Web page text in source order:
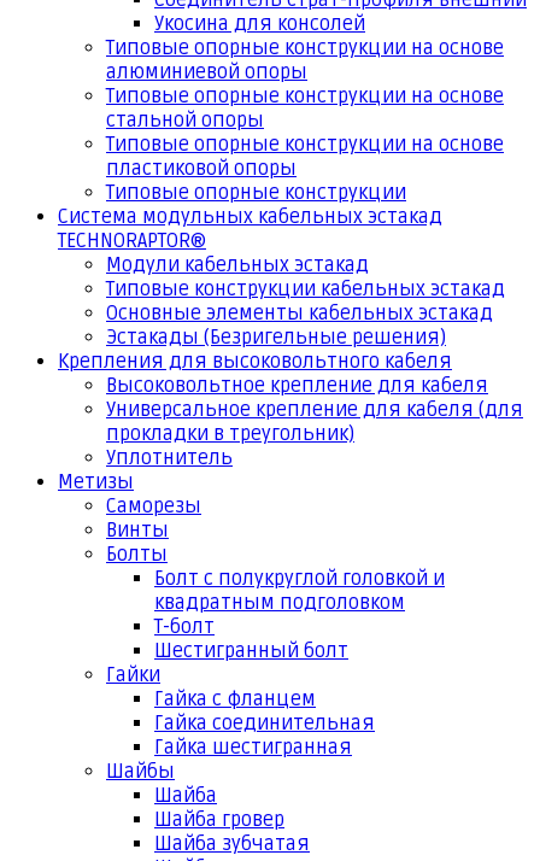
Укосина для консолей
Типовые опорные конструкции на основе
алюминиевой опоры
Типовые опорные конструкции на основе
стальной опоры
Типовые опорные конструкции на основе
пластиковой опоры
Типовые опорные конструкции
Система модульных кабельных эстакад
TECHNORAPTOR®
Модули кабельных эстакад
Типовые конструкции кабельных эстакад
Основные элементы кабельных эстакад
Эстакады (Безригельные решения)
Крепления для высоковольтного кабеля
Высоковольтное крепление для кабеля
Универсальное крепление для кабеля (для
прокладки в треугольник)
Уплотнитель
Метизы
Саморезы
Винты
Болты
Болт с полукруглой головкой и
квадратным подголовком
Т-болт
Шестигранный болт
Гайки
Гайка с фланцем
Гайка соединительная
Гайка шестигранная
Шайбы
Шайба
Шайба гровер
Шайба зубчатая